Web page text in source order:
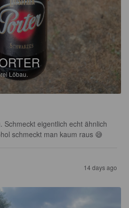
Löbau.
Schmeckt eigentlich echt ähnlich
schmeckt man kaum raus 😅
14 days ago